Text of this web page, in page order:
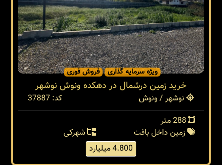
ویژه سرمایه گذاری فروش فوری
خرید زمین درشمال در دهکده ونوش نوشهر
نوشهر / ونوش
کد: 37887
زمین داخل بافت
شهرکی
4.800 میلیارد